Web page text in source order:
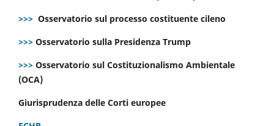
>>> Osservatorio sul processo costituente cileno
>>> Osservatorio sulla Presidenza Trump
>>> Osservatorio sul Costituzionalismo Ambientale
(OCA)
Giurisprudenza delle Corti europee